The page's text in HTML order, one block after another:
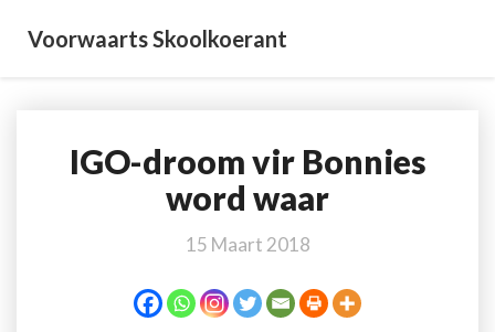
Voorwaarts Skoolkoerant
IGO-
droom
vir
word
IGO-droom vir Bonnies
word waar
15 Maart 2018